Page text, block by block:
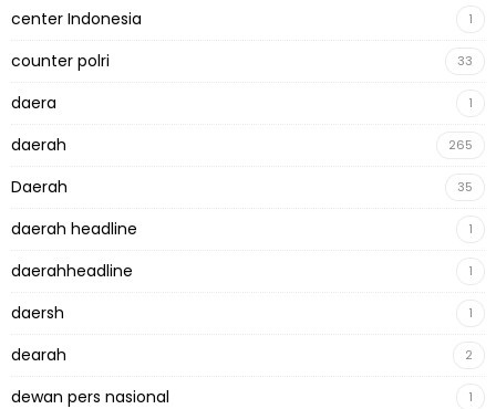
center Indonesia 1
counter polri 33
daera 1
daerah 265
Daerah 35
daerah headline 1
daerahheadline 1
daersh 1
dearah 2
dewan pers nasional 1